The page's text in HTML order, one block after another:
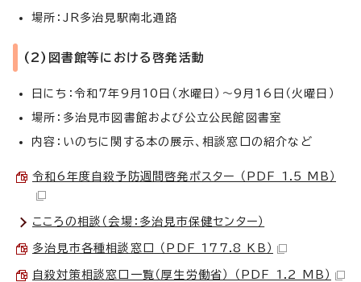
場所：JR多治見駅南北通路
(2)図書館等における啓発活動
日にち：令和7年9月10日（水曜日）～9月16日（火曜日）
場所：多治見市図書館および公立公民館図書室
内容：いのちに関する本の展示、相談窓口の紹介など
令和6年度自殺予防週間啓発ポスター （PDF 1.5 MB）
こころの相談（会場：多治見市保健センター）
多治見市各種相談窓口 （PDF 177.8 KB）
自殺対策相談窓口一覧（厚生労働省） （PDF 1.2 MB）